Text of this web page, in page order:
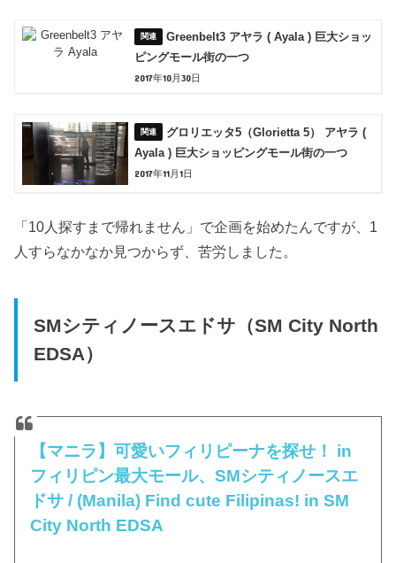
Greenbelt3 アヤラ ( Ayala ) 巨大ショッ
ピングモール街の一つ
2017年10月30日
グロリエッタ5（Glorietta 5） アヤラ (
Ayala ) 巨大ショッピングモール街の一つ
2017年11月1日
「10人探すまで帰れません」で企画を始めたんですが、1
人すらなかなか見つからず、苦労しました。
SMシティノースエドサ（SM City North
EDSA）
【マニラ】可愛いフィリピーナを探せ！ in
フィリピン最大モール、SMシティノースエ
ドサ / (Manila) Find cute Filipinas! in SM
City North EDSA